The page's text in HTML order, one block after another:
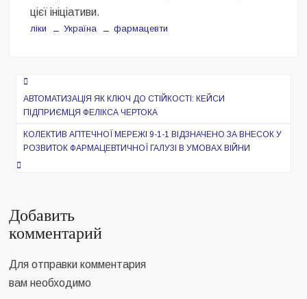
цієї ініціативи.
ліки Україна фармацевти
Навигация
по
записям
АВТОМАТИЗАЦІЯ ЯК КЛЮЧ ДО СТІЙКОСТІ: КЕЙСИ
ПІДПРИЄМЦЯ ФЕЛІКСА ЧЕРТОКА
КОЛЕКТИВ АПТЕЧНОЇ МЕРЕЖІ 9-1-1 ВІДЗНАЧЕНО ЗА ВНЕСОК У
РОЗВИТОК ФАРМАЦЕВТИЧНОЇ ГАЛУЗІ В УМОВАХ ВІЙНИ
Добавить
комментарий
Для отправки комментария
вам необходимо